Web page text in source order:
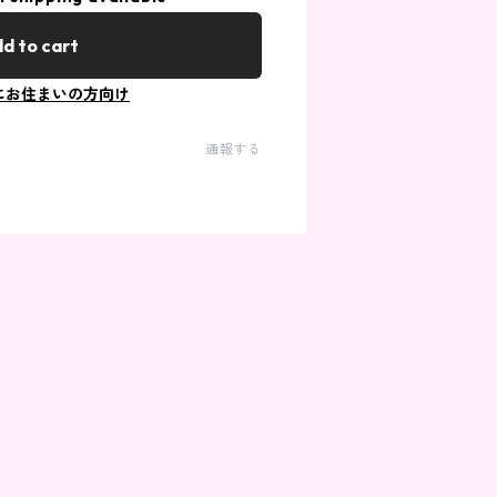
to cart
お住まいの方向け
通報する